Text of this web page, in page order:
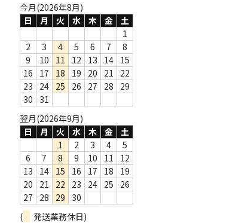
今月(2026年8月)
日
月 火 水 木 金
土
1
2
3 4 5 6 7
8
9
10 11 12 13 14 15
16
17 18 19 20 21
22
23
24 25 26 27 28
29
30
31
翌月(2026年9月)
日
月 火 水 木 金
土
1
2 3 4
5
6
7 8 9 10 11
12
13
14 15 16 17 18
19
20
21 22 23 24 25
26
27
28 29
30
(
発送業務休日)